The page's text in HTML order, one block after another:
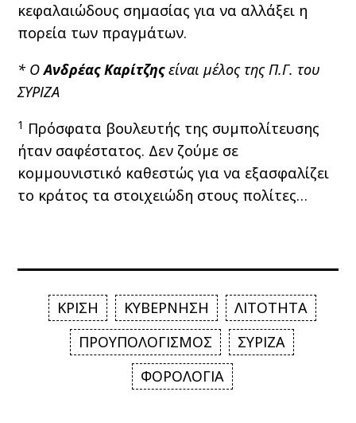
κεφαλαιώδους σημασίας για να αλλάξει η
πορεία των πραγμάτων.
* ΟΑνδρέας Καρίτζηςείναι μέλος της Π.Γ. του
ΣΥΡΙΖΑ
1 Πρόσφατα βουλευτής της συμπολίτευσης
ήταν σαφέστατος. Δεν ζούμε σε
κομμουνιστικό καθεστώς για να εξασφαλίζει
το κράτος τα στοιχειώδη στους πολίτες…
ΚΡΙΣΗ ΚΥΒΕΡΝΗΣΗ
ΛΙΤΟΤΗΤΑ
ΠΡΟΥΠΟΛΟΓΙΣΜΟΣ
ΣΥΡΙΖΑ
ΦΟΡΟΛΟΓΙΑ